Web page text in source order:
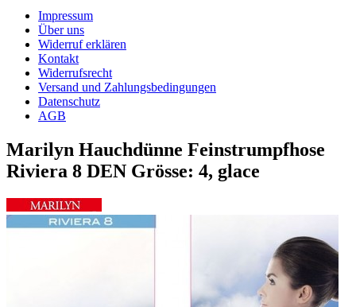
Impressum
Über uns
Widerruf erklären
Kontakt
Widerrufsrecht
Versand und Zahlungsbedingungen
Datenschutz
AGB
Marilyn Hauchdünne Feinstrumpfhose
Riviera 8 DEN Grösse: 4, glace